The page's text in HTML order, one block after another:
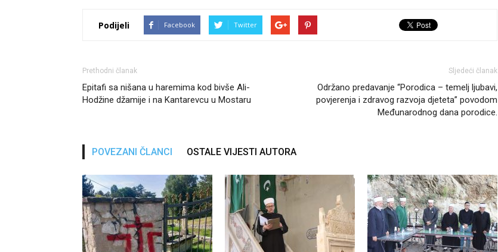
Podijeli Facebook Twitter
Prethodni članak
Epitafi sa nišana u haremima kod bivše Ali-
Hodžine džamije i na Kantarevcu u Mostaru
Sljedeći članak
Održano predavanje “Porodica – temelj ljubavi,
povjerenja i zdravog razvoja djeteta” povodom
Međunarodnog dana porodice.
POVEZANI ČLANCI OSTALE VIJESTI AUTORA